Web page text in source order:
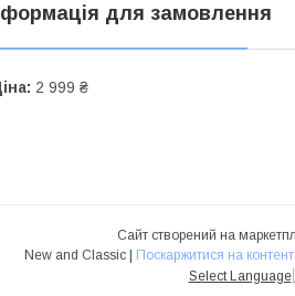
для замовлення
2 999 ₴
Сайт створений на
New and Classic | Поскаржитися на контент
Select Language